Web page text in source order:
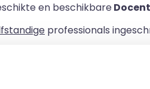
en beschikbare
professionals
bij uw organisatie.